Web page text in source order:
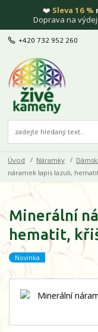
❤️ Sleva 16 %
Doprava na
+420 732 952 260
Úvod Náramky
náramek lapis lazuli,
Minerální
hematit,
Novinka